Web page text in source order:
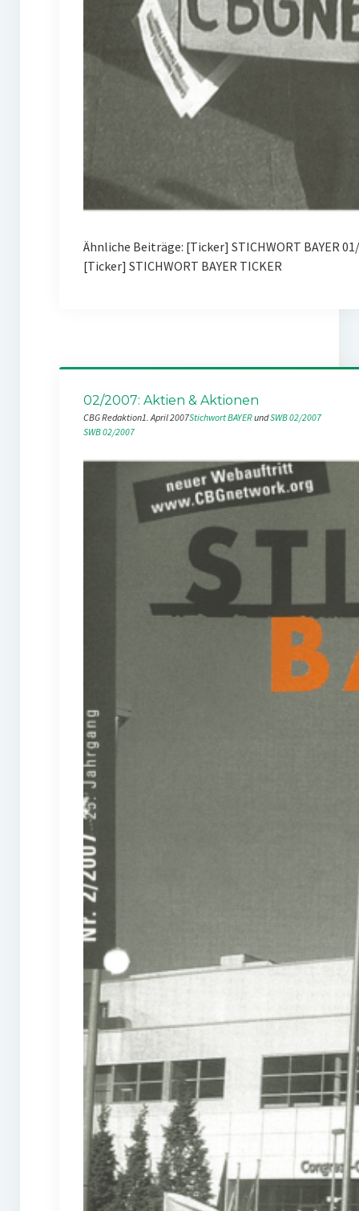
Ähnliche Beiträge: [Ticker] STICHWORT BAYER
[Ticker] STICHWORT BAYER TICKER
02/2007: Aktien & Aktionen
CBG Redaktion1. April 2007Stichwort BAYER und SWB 02/2007
SWB 02/2007